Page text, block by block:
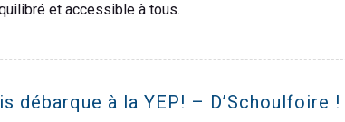
et accessible à tous.
débarque à la YEP! – D’Schoulfoire